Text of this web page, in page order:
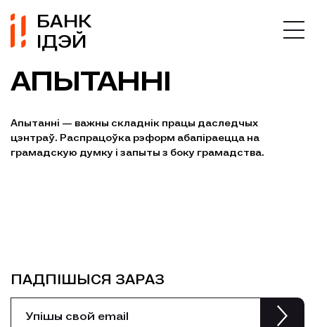
БАНК
ІДЭЙ
АПЫТАННІ
Апытанні — важны складнік працы даследчых
цэнтраў. Распрацоўка рэформ абапіраецца на
грамадскую думку і запыты з боку грамадства.
ПАДПІШЫСЯ ЗАРАЗ